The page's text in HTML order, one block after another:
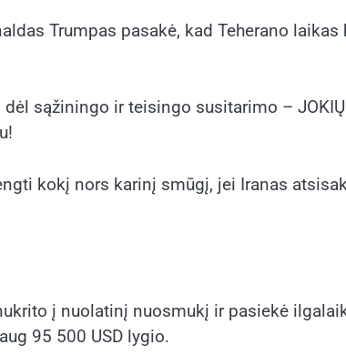
Trumpas pasakė, kad Teherano
sąžiningo ir teisingo susitarimo – JOKIŲ
kokį nors karinį smūgį, jei Iranas
į nuolatinį nuosmukį ir pasiekė
95 500 USD lygio.